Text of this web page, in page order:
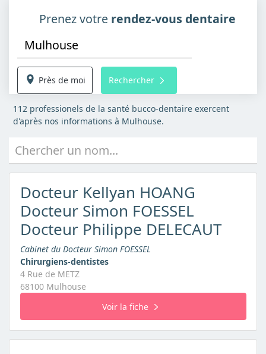
Prenez votre rendez-vous dentaire
Près de moi Rechercher
112 professionels de la santé bucco-dentaire exercent
d'après nos informations à Mulhouse.
Chercher un nom...
Docteur Kellyan HOANG
Docteur Simon FOESSEL
Docteur Philippe DELECAUT
Cabinet du Docteur Simon FOESSEL
Chirurgiens-dentistes
4 Rue de METZ
68100 Mulhouse
Voir la fiche